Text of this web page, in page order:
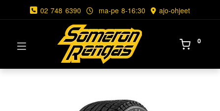
02 748 6390 ma-pe 8-16:30 ajo-ohjeet
0